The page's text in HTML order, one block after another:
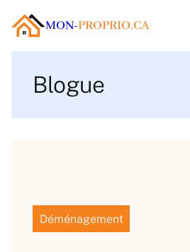
MON-PROPRIO.CA
Blogue
Déménagement